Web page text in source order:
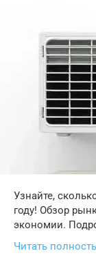
Узнайте,
году! Обзор
экономии.
Читать